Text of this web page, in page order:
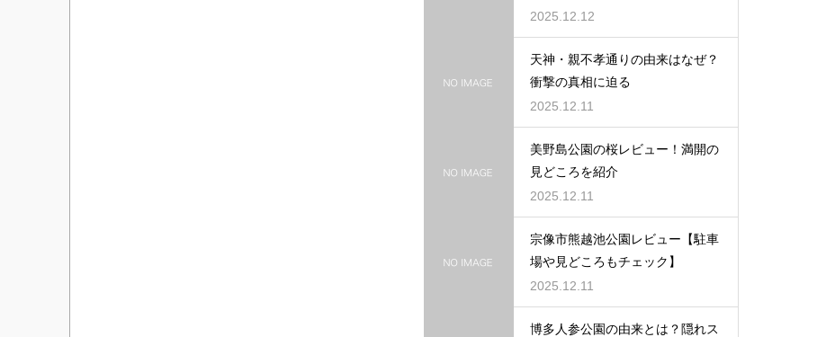
2025.12.12
天神・親不孝通りの由来はなぜ？
衝撃の真相に迫る
2025.12.11
美野島公園の桜レビュー！満開の
見どころを紹介
2025.12.11
宗像市熊越池公園レビュー【駐車
場や見どころもチェック】
2025.12.11
博多人参公園の由来とは？隠れス